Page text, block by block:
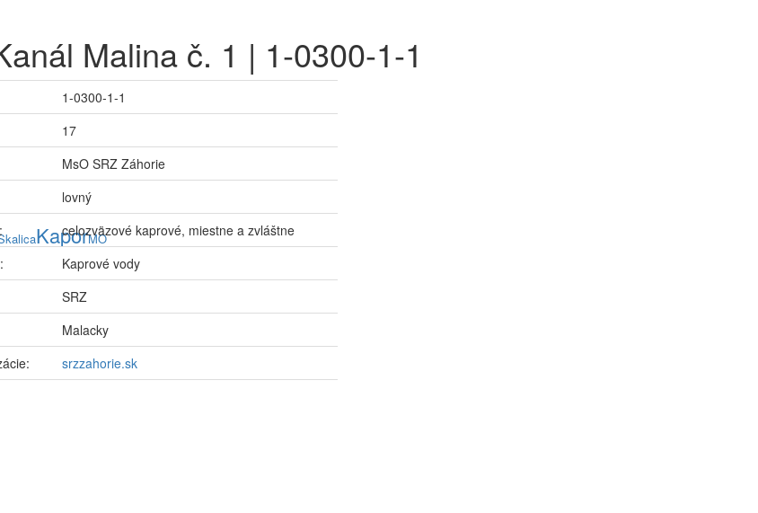
KaporMO
Malina č. 1 | 1-0300-1-1
1-0300-1-1
17
MsO SRZ Záhorie
lovný
celozväzové kaprové, miestne a zvláštne
Kaprové vody
SRZ
Malacky
srzzahorie.sk